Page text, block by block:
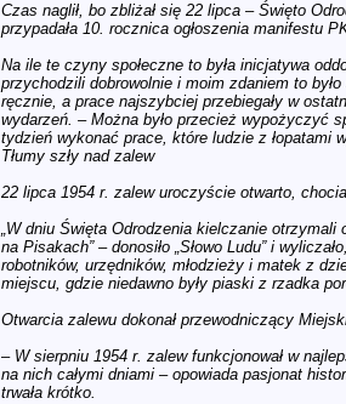
Czas naglił, bo zbliżał się 22 lipca – Święto
przypadała 10. rocznica ogłoszenia manifestu
Na ile te czyny społeczne to była inicjatywa
przychodzili dobrowolnie i moim zdaniem to
ręcznie, a prace najszybciej przebiegały w
wydarzeń. – Można było przecież wypożyczyć
tydzień wykonać prace, które ludzie z łopatami
Tłumy szły nad zalew
22 lipca 1954 r. zalew uroczyście otwarto,
„W dniu Święta Odrodzenia kielczanie
na Pisakach” – donosiło „Słowo Ludu” i
robotników, urzędników, młodzieży i matek z
miejscu, gdzie niedawno były piaski z rzadka
Otwarcia zalewu dokonał przewodniczący
– W sierpniu 1954 r. zalew funkcjonował w
na nich całymi dniami – opowiada pasjonat
trwała krótko.